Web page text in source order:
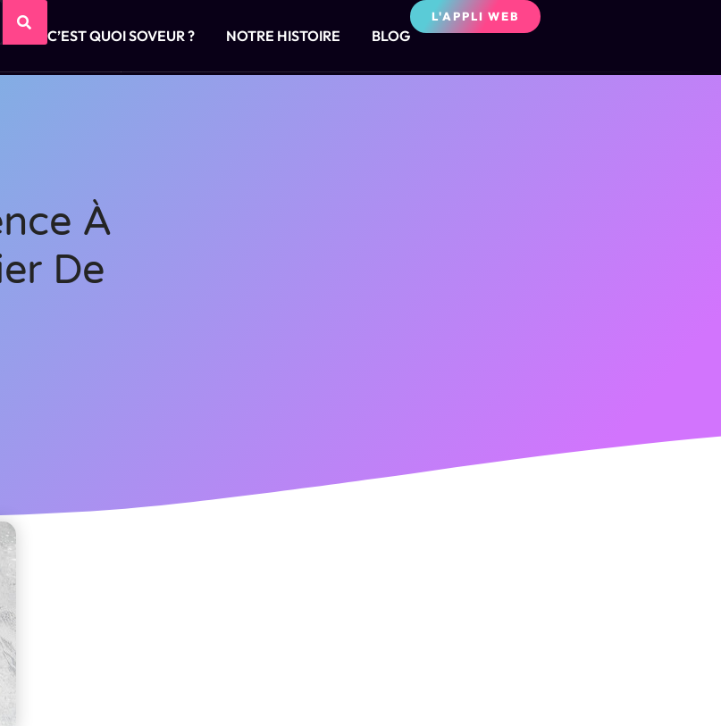
C’EST QUOI SOVEUR ? NOTRE HISTOIRE BLOG
L'APPLI WEB
À
De